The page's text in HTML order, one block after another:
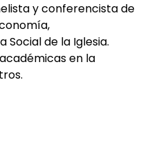
y conferencista de
de la Iglesia.
en la